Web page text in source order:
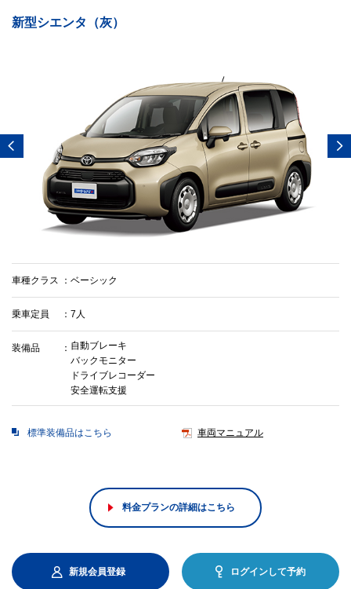
新型シエンタ（灰）
車種クラス ベーシック
乗車定員 7人
装備品
自動ブレーキ
バックモニター
ドライブレコーダー
安全運転支援
標準装備品はこちら 車両マニュアル
料金プランの詳細はこちら
新規会員登録 ログインして予約